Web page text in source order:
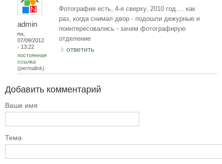
admin
пн,
07/09/2012
- 13:22
постоянная
ссылка
(permalink)
Фотография есть, 4-я сверху, 2010 год.... как
раз, когда снимал двор - подошли дежурные и
поинтересовались - зачем фотографирую
отделение
ответить
Добавить комментарий
Ваше имя
Тема